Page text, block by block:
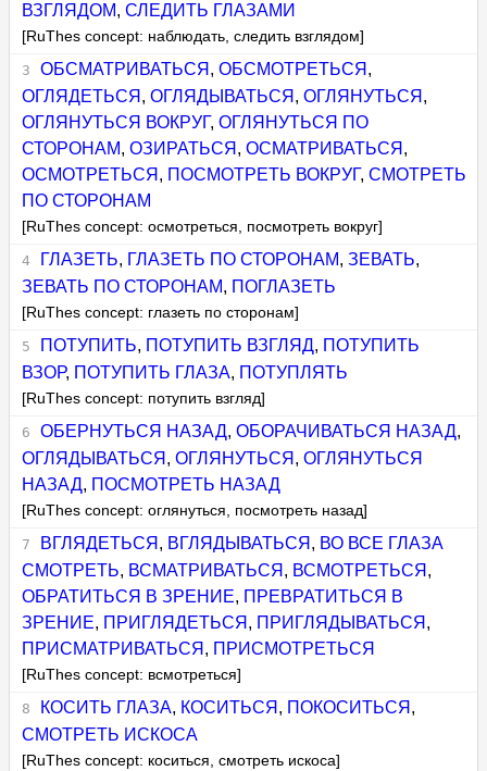
ВЗГЛЯДОМ,СЛЕДИТЬ ГЛАЗАМИ
[RuThes concept: наблюдать, следить взглядом]
ОБСМАТРИВАТЬСЯ , ОБСМОТРЕТЬСЯ ,
ОГЛЯДЕТЬСЯ ,ОГЛЯДЫВАТЬСЯ ,ОГЛЯНУТЬСЯ ,
ОГЛЯНУТЬСЯ ВОКРУГ,ОГЛЯНУТЬСЯ ПО
СТОРОНАМ,ОЗИРАТЬСЯ ,ОСМАТРИВАТЬСЯ ,
ОСМОТРЕТЬСЯ , ПОСМОТРЕТЬ ВОКРУГ,СМОТРЕТЬ
ПО СТОРОНАМ
[RuThes concept: осмотреться, посмотреть вокруг]
ГЛАЗЕТЬ, ГЛАЗЕТЬ ПО СТОРОНАМ, ЗЕВАТЬ,
ЗЕВАТЬ ПО СТОРОНАМ, ПОГЛАЗЕТЬ
[RuThes concept: глазеть по сторонам]
ПОТУПИТЬ, ПОТУПИТЬ ВЗГЛЯД, ПОТУПИТЬ
ВЗОР, ПОТУПИТЬ ГЛАЗА, ПОТУПЛЯТЬ
[RuThes concept: потупить взгляд]
ОБЕРНУТЬСЯ НАЗАД, ОБОРАЧИВАТЬСЯ НАЗАД,
ОГЛЯДЫВАТЬСЯ ,ОГЛЯНУТЬСЯ ,ОГЛЯНУТЬСЯ
НАЗАД, ПОСМОТРЕТЬ НАЗАД
[RuThes concept: оглянуться, посмотреть назад]
ВГЛЯДЕТЬСЯ , ВГЛЯДЫВАТЬСЯ , ВО ВСЕ ГЛАЗА
СМОТРЕТЬ, ВСМАТРИВАТЬСЯ , ВСМОТРЕТЬСЯ ,
ОБРАТИТЬСЯ В ЗРЕНИЕ, ПРЕВРАТИТЬСЯ В
ЗРЕНИЕ, ПРИГЛЯДЕТЬСЯ , ПРИГЛЯДЫВАТЬСЯ ,
ПРИСМАТРИВАТЬСЯ , ПРИСМОТРЕТЬСЯ
[RuThes concept: всмотреться]
КОСИТЬ ГЛАЗА, КОСИТЬСЯ , ПОКОСИТЬСЯ ,
СМОТРЕТЬ ИСКОСА
[RuThes concept: коситься, смотреть искоса]